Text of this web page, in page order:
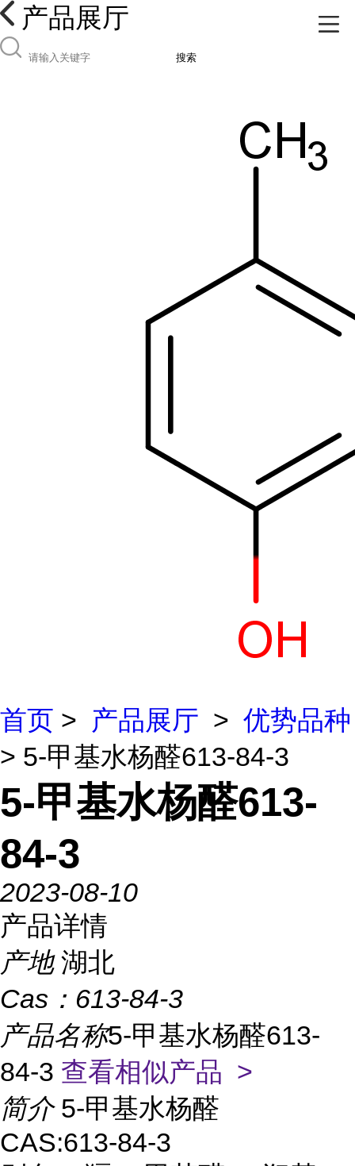
产品展厅
搜索
首页 > 产品展厅 > 优势品种
> 5-甲基水杨醛613-84-3
5-甲基水杨醛613-
84-3
2023-08-10
产品详情
产地 湖北
Cas： 613-84-3
产品名称5-甲基水杨醛613-
84-3 查看相似产品 >
简介 5-甲基水杨醛
CAS:613-84-3